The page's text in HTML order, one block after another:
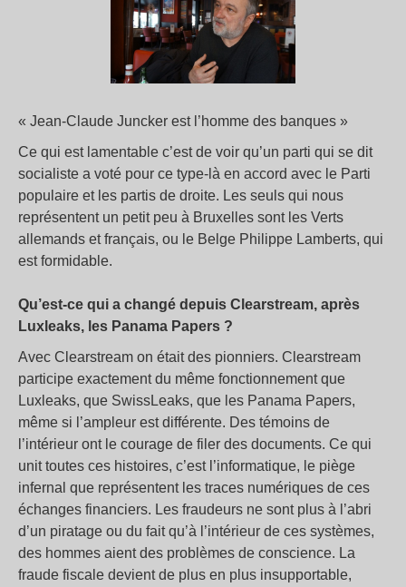
« Jean-Claude Juncker est l’homme des banques »
Ce qui est lamentable c’est de voir qu’un parti qui se dit
socialiste a voté pour ce type-là en accord avec le Parti
populaire et les partis de droite. Les seuls qui nous
représentent un petit peu à Bruxelles sont les Verts
allemands et français, ou le Belge Philippe Lamberts, qui
est formidable.
Qu’est-ce qui a changé depuis Clearstream, après
Luxleaks, les Panama Papers ?
Avec Clearstream on était des pionniers. Clearstream
participe exactement du même fonctionnement que
Luxleaks, que SwissLeaks, que les Panama Papers,
même si l’ampleur est différente. Des témoins de
l’intérieur ont le courage de filer des documents. Ce qui
unit toutes ces histoires, c’est l’informatique, le piège
infernal que représentent les traces numériques de ces
échanges financiers. Les fraudeurs ne sont plus à l’abri
d’un piratage ou du fait qu’à l’intérieur de ces systèmes,
des hommes aient des problèmes de conscience. La
fraude fiscale devient de plus en plus insupportable,